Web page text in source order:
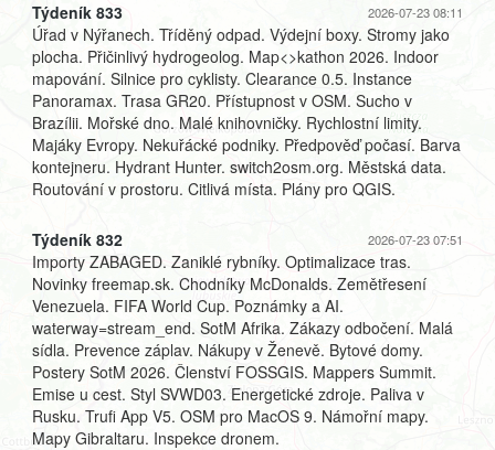
2026-07-23 08:11
Týdeník 833
Úřad v Nýřanech. Tříděný odpad. Výdejní boxy. Stromy jako
plocha. Přičinlivý hydrogeolog. Map<>kathon 2026. Indoor
mapování. Silnice pro cyklisty. Clearance 0.5. Instance
Panoramax. Trasa GR20. Přístupnost v OSM. Sucho v
Brazílii. Mořské dno. Malé knihovničky. Rychlostní limity.
Majáky Evropy. Nekuřácké podniky. Předpověď počasí. Barva
kontejneru. Hydrant Hunter. switch2osm.org. Městská data.
Routování v prostoru. Citlivá místa. Plány pro QGIS.
2026-07-23 07:51
Týdeník 832
Importy ZABAGED. Zaniklé rybníky. Optimalizace tras.
Novinky freemap.sk. Chodníky McDonalds. Zemětřesení
Venezuela. FIFA World Cup. Poznámky a AI.
waterway=stream_end. SotM Afrika. Zákazy odbočení. Malá
sídla. Prevence záplav. Nákupy v Ženevě. Bytové domy.
Postery SotM 2026. Členství FOSSGIS. Mappers Summit.
Emise u cest. Styl SVWD03. Energetické zdroje. Paliva v
Rusku. Trufi App V5. OSM pro MacOS 9. Námořní mapy.
Mapy Gibraltaru. Inspekce dronem.